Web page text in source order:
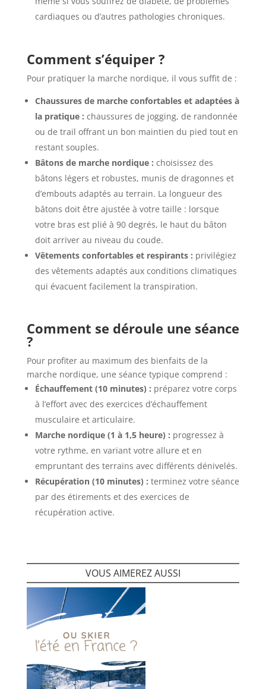
cardiaques ou d’autres pathologies chroniques.
Comment s’équiper ?
Pour pratiquer la marche nordique, il vous suffit de :
Chaussures de marche confortables et adaptées à
la pratique : chaussures de jogging, de randonnée
ou de trail offrant un bon maintien du pied tout en
restant souples.
Bâtons de marche nordique : choisissez des
bâtons légers et robustes, munis de dragonnes et
d’embouts adaptés au terrain. La longueur des
bâtons doit être ajustée à votre taille : lorsque
votre bras est plié à 90 degrés, le haut du bâton
doit arriver au niveau du coude.
Vêtements confortables et respirants : privilégiez
des vêtements adaptés aux conditions climatiques
qui évacuent facilement la transpiration.
Comment se déroule une séance
?
Pour profiter au maximum des bienfaits de la
marche nordique, une séance typique comprend :
Échauffement (10 minutes) : préparez votre corps
à l’effort avec des exercices d’échauffement
musculaire et articulaire.
Marche nordique (1 à 1,5 heure) : progressez à
votre rythme, en variant votre allure et en
empruntant des terrains avec différents dénivelés.
Récupération (10 minutes) : terminez votre séance
par des étirements et des exercices de
récupération active.
VOUS AIMEREZ AUSSI